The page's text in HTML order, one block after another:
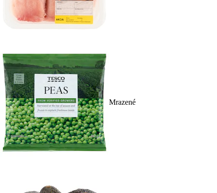
Mrazené